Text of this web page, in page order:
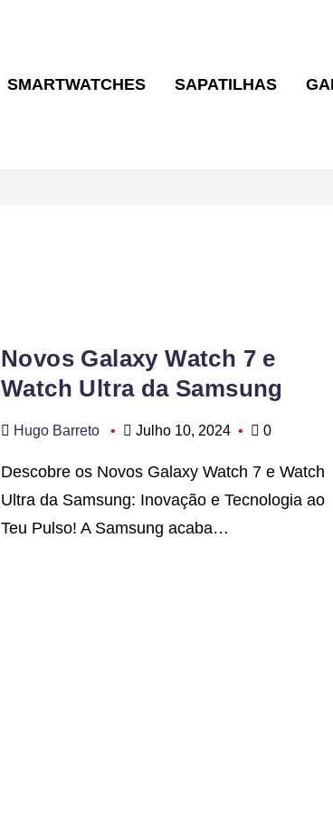
SMARTWATCHES SAPATILHAS
Novos Galaxy Watch 7 e
Watch Ultra da Samsung
Hugo Barreto Julho 10, 2024 0
Descobre os Novos Galaxy Watch 7 e Watch
Ultra da Samsung: Inovação e Tecnologia ao
Teu Pulso! A Samsung acaba…